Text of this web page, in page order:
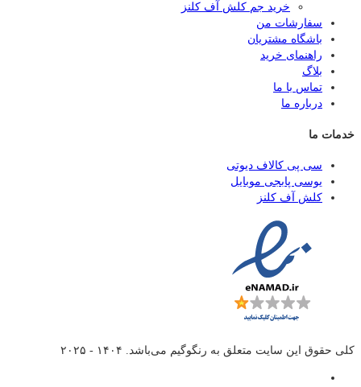
خرید جم کلش آف کلنز
سفارشات من
باشگاه مشتریان
راهنمای خرید
بلاگ
تماس با ما
درباره ما
خدمات ما
سی پی کالاف دیوتی
یوسی پابجی موبایل
کلش آف کلنز
کلی حقوق این سایت متعلق به رنگوگیم می‌باشد. ۱۴۰۴ - ۲۰۲۵